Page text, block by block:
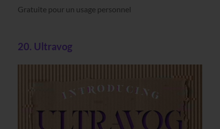
Gratuite pour un usage personnel
20. Ultravog